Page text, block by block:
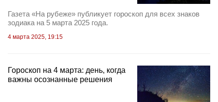
Газета «На рубеже» публикует гороскоп для всех знаков
зодиака на 5 марта 2025 года.
4 марта 2025, 19:15
Гороскоп на 4 марта: день, когда
важны осознанные решения